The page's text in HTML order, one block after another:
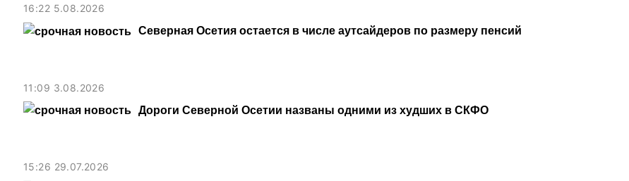
16:22 5.08.2026
Северная Осетия остается в числе аутсайдеров по размеру пенсий
11:09 3.08.2026
Дороги Северной Осетии названы одними из худших в СКФО
15:26 29.07.2026